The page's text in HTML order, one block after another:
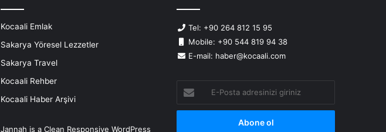
Kocaali Emlak
Sakarya Yöresel Lezzetler
Sakarya Travel
Kocaali Rehber
Kocaali Haber Arşivi
Jannah is a Clean Responsive WordPress
Tel: +90 264 812 15 95
Mobile: +90 544 819 94 38
E-mail: haber@kocaali.com
Posta
adresinizi